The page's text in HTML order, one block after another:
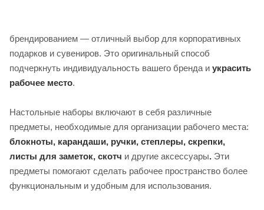
брендированием — отличный выбор для корпоративных
подарков и сувениров. Это оригинальный способ
подчеркнуть индивидуальность вашего бренда и украсить
рабочее место.
Настольные наборы включают в себя различные
предметы, необходимые для организации рабочего места:
блокноты, карандаши, ручки, степлеры, скрепки,
листы для заметок, скотч и другие аксессуары. Эти
предметы помогают сделать рабочее пространство более
функциональным и удобным для использования.